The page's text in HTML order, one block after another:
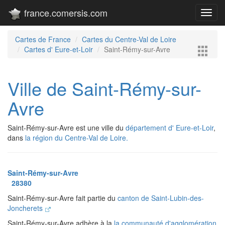
france.comersis.com
Cartes de France
Cartes du Centre-Val de Loire
Cartes d' Eure-et-Loir
Saint-Rémy-sur-Avre
Ville de Saint-Rémy-sur-
Avre
Saint-Rémy-sur-Avre est une ville du département d' Eure-et-Loir,
dans la région du Centre-Val de Loire.
Saint-Rémy-sur-Avre
28380
Saint-Rémy-sur-Avre fait partie du canton de Saint-Lubin-des-
Joncherets
Saint-Rémy-sur-Avre adhère à la la communauté d'agglomération